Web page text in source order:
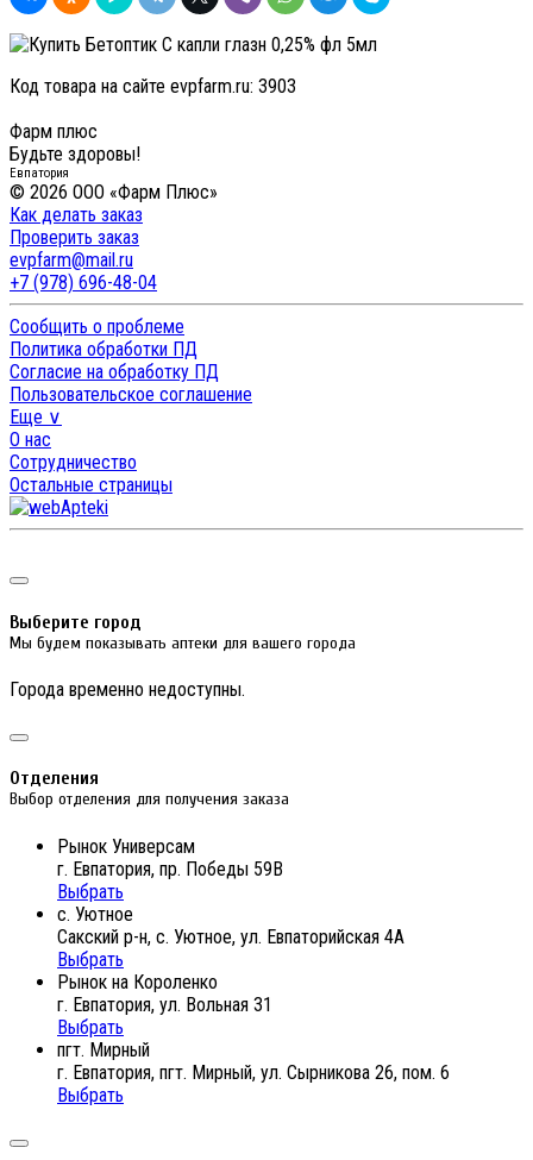
Код товара на сайте evpfarm.ru: 3903
Фарм плюс
Будьте здоровы!
Евпатория
© 2026 ООО «Фарм Плюс»
Как делать заказ
Проверить заказ
evpfarm@mail.ru
+7 (978) 696-48-04
Сообщить о проблеме
Политика обработки ПД
Согласие на обработку ПД
Пользовательское соглашение
Еще ∨
О нас
Сотрудничество
Остальные страницы
Выберите город
Мы будем показывать аптеки для вашего города
Города временно недоступны.
Отделения
Выбор отделения для получения заказа
Рынок Универсам
г. Евпатория, пр. Победы 59В
Выбрать
с. Уютное
Сакский р-н, с. Уютное, ул. Евпаторийская 4А
Выбрать
Рынок на Короленко
г. Евпатория, ул. Вольная 31
Выбрать
пгт. Мирный
г. Евпатория, пгт. Мирный, ул. Сырникова 26, пом. 6
Выбрать